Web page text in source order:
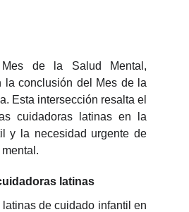
de la Salud Mental,
la conclusión del Mes de la
Esta intersección resalta el
cuidadoras latinas en la
y la necesidad urgente de
latinas
latinas de cuidado infantil en